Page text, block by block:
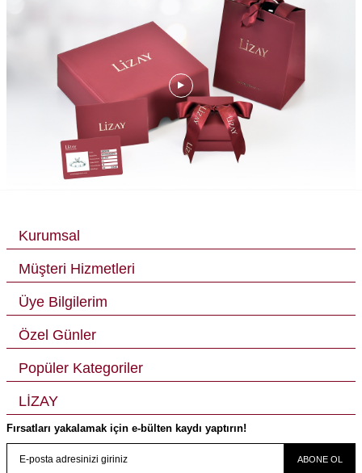
Kurumsal
Müşteri Hizmetleri
Üye Bilgilerim
Özel Günler
Popüler Kategoriler
LİZAY
Fırsatları yakalamak için e-bülten kaydı yaptırın!
ABONE OL